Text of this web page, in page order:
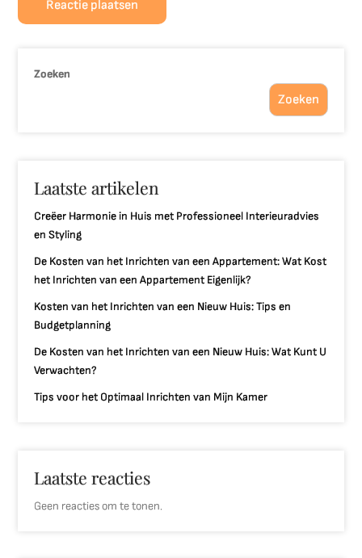
Zoeken
Zoeken
Laatste artikelen
Creëer Harmonie in Huis met Professioneel Interieuradvies
en Styling
De Kosten van het Inrichten van een Appartement: Wat Kost
het Inrichten van een Appartement Eigenlijk?
Kosten van het Inrichten van een Nieuw Huis: Tips en
Budgetplanning
De Kosten van het Inrichten van een Nieuw Huis: Wat Kunt U
Verwachten?
Tips voor het Optimaal Inrichten van Mijn Kamer
Laatste reacties
Geen reacties om te tonen.